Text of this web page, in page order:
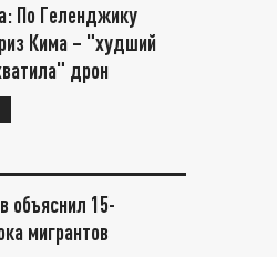
По Геленджику
Кима – "худший
дрон
объяснил 15-
мигрантов